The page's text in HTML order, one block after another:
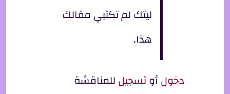
ليتك لم تكتبي مقالك
هذا.
دخولأوتسجيلللمناقشة